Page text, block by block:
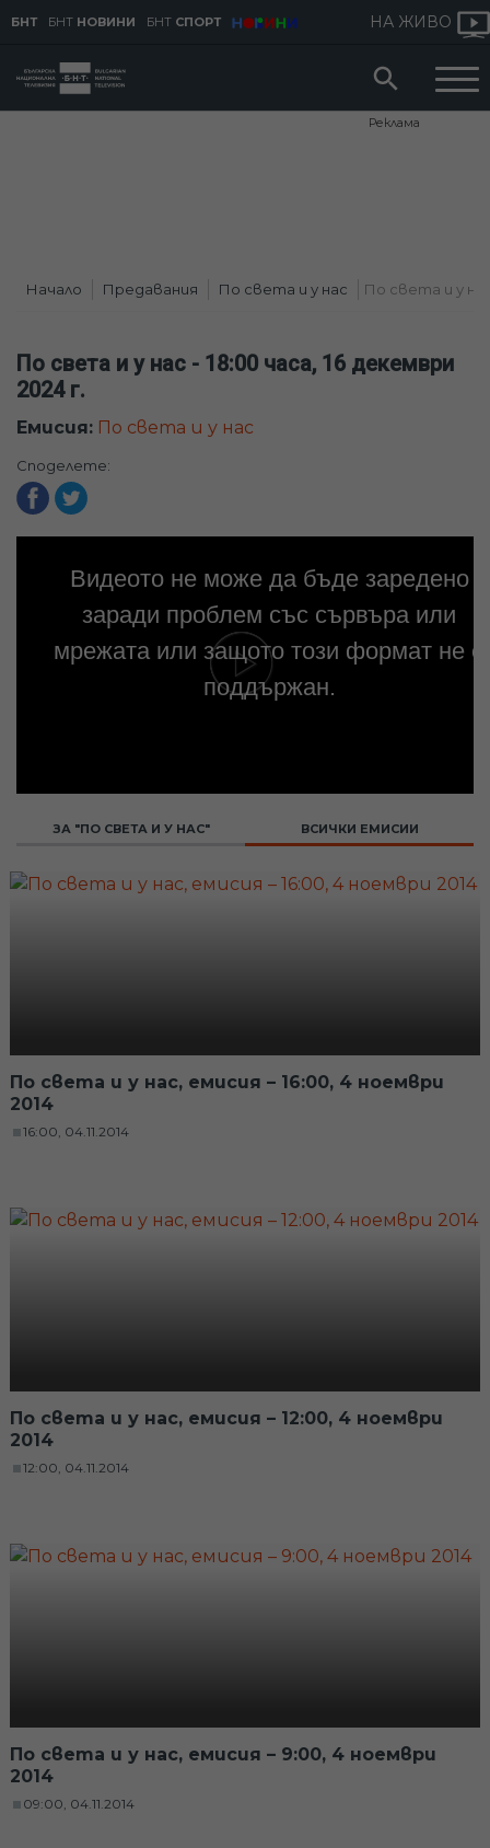
БНТ БНТ НОВИНИ БНТ СПОРТ НА ЖИВО
Реклама
Начало Предавания По света и у нас По света и у
По света и у нас - 18:00 часа, 16 декември
2024 г.
Емисия: По света и у нас
Споделете:
Видеото не може да бъде заредено
заради проблем със сървъра или
мрежата или защото този формат не е
поддържан.
ЗА "ПО СВЕТА И У НАС" ВСИЧКИ ЕМИСИИ
По света и у нас, емисия – 16:00, 4 ноември
2014
16:00, 04.11.2014
По света и у нас, емисия – 12:00, 4 ноември
2014
12:00, 04.11.2014
По света и у нас, емисия – 9:00, 4 ноември
2014
09:00, 04.11.2014